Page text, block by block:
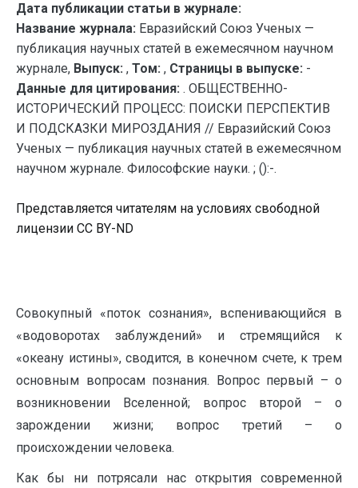
Дата публикации статьи в журнале:
Название журнала: Евразийский Союз Ученых —
публикация научных статей в ежемесячном научном
журнале, Выпуск: , Том: , Страницы в выпуске: -
Данные для цитирования: . ОБЩЕСТВЕННО-
ИСТОРИЧЕСКИЙ ПРОЦЕСС: ПОИСКИ ПЕРСПЕКТИВ
И ПОДСКАЗКИ МИРОЗДАНИЯ // Евразийский Союз
Ученых — публикация научных статей в ежемесячном
научном журнале. Философские науки. ; ():-.
Представляется читателям на условиях свободной
лицензии CC BY-ND
Совокупный «поток сознания», вспенивающийся в
«водоворотах заблуждений» и стремящийся к
«океану истины», сводится, в конечном счете, к трем
основным вопросам познания. Вопрос первый – о
возникновении Вселенной; вопрос второй – о
зарождении жизни; вопрос третий – о
происхождении человека.
Как бы ни потрясали нас открытия современной